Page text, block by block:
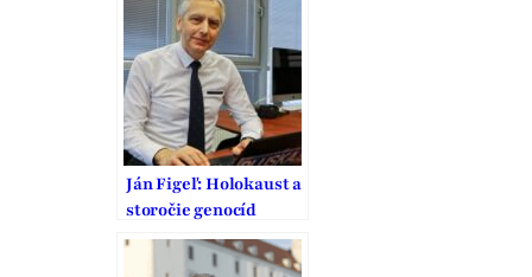
Ján Figeľ: Holokaust a
storočie genocíd